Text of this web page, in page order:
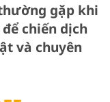
gặp khi
chiến dịch
và chuyên